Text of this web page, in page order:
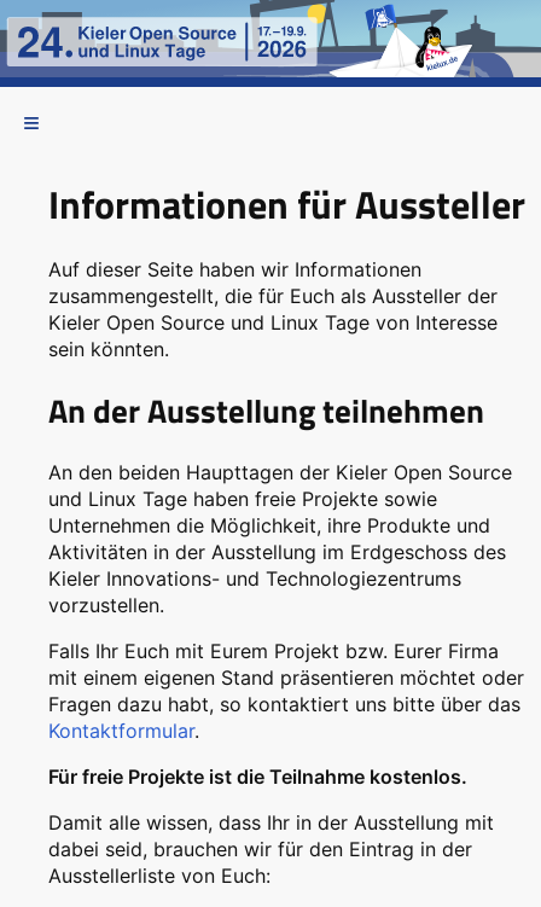
Informationen für Aussteller
Auf dieser Seite haben wir Informationen
zusammengestellt, die für Euch als Aussteller der
Kieler Open Source und Linux Tage von Interesse
sein könnten.
An der Ausstellung teilnehmen
An den beiden Haupttagen der Kieler Open Source
und Linux Tage haben freie Projekte sowie
Unternehmen die Möglichkeit, ihre Produkte und
Aktivitäten in der Ausstellung im Erdgeschoss des
Kieler Innovations- und Technologiezentrums
vorzustellen.
Falls Ihr Euch mit Eurem Projekt bzw. Eurer Firma
mit einem eigenen Stand präsentieren möchtet oder
Fragen dazu habt, so kontaktiert uns bitte über das
Kontaktformular.
Für freie Projekte ist die Teilnahme kostenlos.
Damit alle wissen, dass Ihr in der Ausstellung mit
dabei seid, brauchen wir für den Eintrag in der
Ausstellerliste von Euch: